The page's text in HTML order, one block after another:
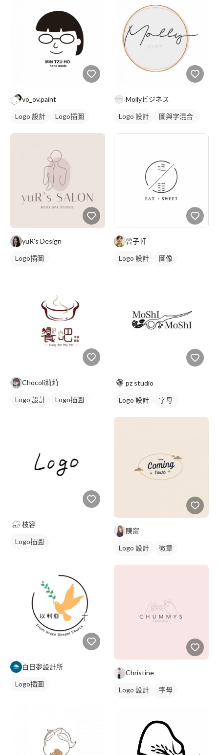
vo_ov.paint
Logo 設計
Logo插圖
yuR’s Design
Logo插圖
Chocoli莉莉
Logo 設計
Logo插圖
枝容
Logo插圖
白日夢設計所
Logo插圖
Mollyビジネス
Logo 設計
圖與字混合
曾子軒
Logo 設計
圖像
pz studio
Logo 設計
字母
陳甯
Logo 設計
徽章
日式商標
黃色
Christine
Logo 設計
字母